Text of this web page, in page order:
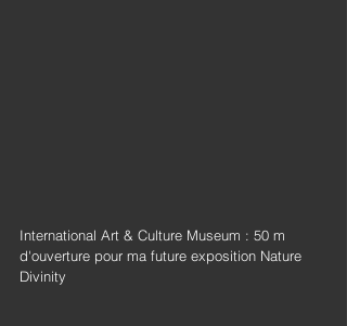
International Art & Culture Museum : 50 m
d'ouverture pour ma future exposition Nature
Divinity